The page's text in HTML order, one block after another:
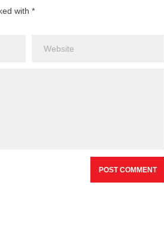
with *